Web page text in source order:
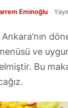
Eminoğlu
ve
Bu